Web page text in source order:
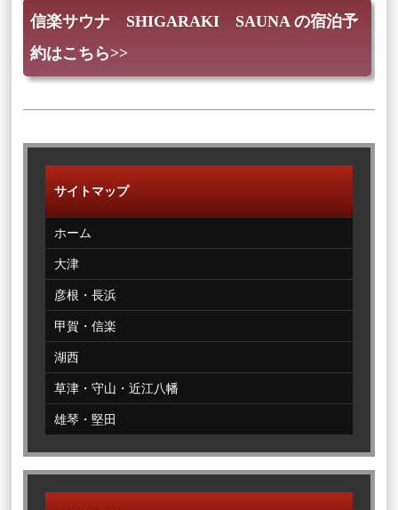
信楽サウナ SHIGARAKI SAUNA の宿泊予
約はこちら>>
サイトマップ
ホーム
大津
彦根・長浜
甲賀・信楽
湖西
草津・守山・近江八幡
雄琴・堅田